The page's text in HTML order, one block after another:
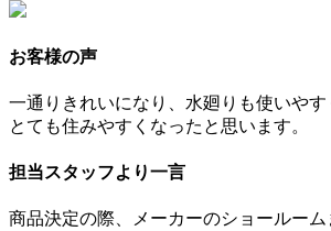
お客様の声
一通りきれいになり、水廻りも使いやす
とても住みやすくなったと思います。
担当スタッフより一言
商品決定の際、メーカーのショールーム